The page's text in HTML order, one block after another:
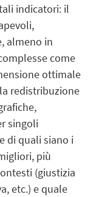
indicatori: il
almeno in
come
ottimale
redistribuzione
singoli
di quali siano i
più
(giustizia
etc.) e quale